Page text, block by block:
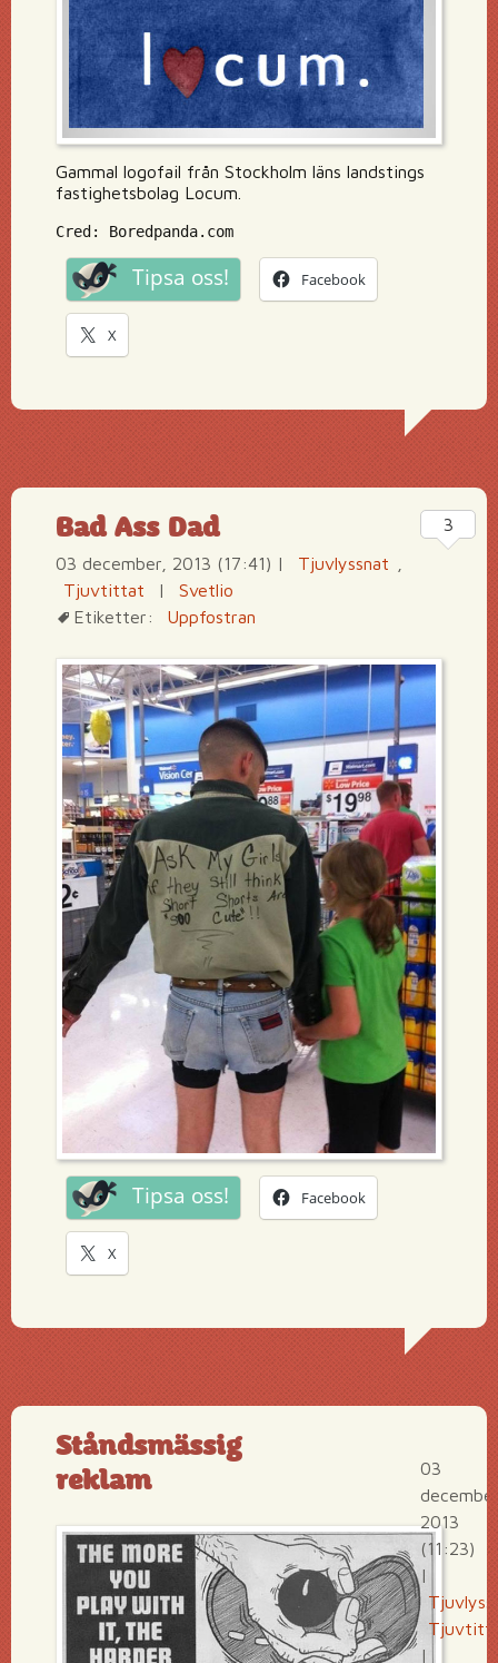
Gammal logofail från Stockholm läns landstings
fastighetsbolag Locum.
Cred: Boredpanda.com
Tipsa oss! Facebook
X
Bad Ass Dad
03 december, 2013 (17:41) | Tjuvlyssnat
Tjuvtittat
|
Svetlio
Etiketter:
Uppfostran
Tipsa oss! Facebook
X
3
Ståndsmässig
reklam
03
2013
(11:23)
|
|